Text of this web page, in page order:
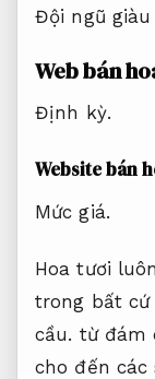
Đội ngũ
Web bán
Định kỳ.
Website bán
Mức giá.
Hoa tươi
trong bất cứ
cầu. từ đám
cho đến